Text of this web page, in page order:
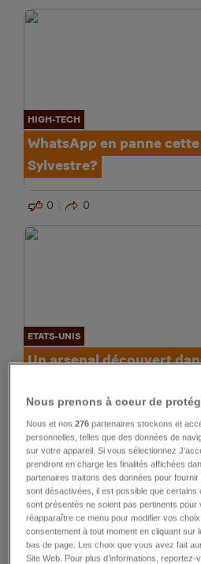
HIGH-TECH
WhatsApp en panne
Sylvestre?
0 0
ETATS-UNIS
Un arsenal découvert
0 0
LA HAYE
Nous prenons à coeur de
Nous et nos276 partenaires stockons et
personnelles, telles que des données de
sur votre appareil. Si vous sélectionnez
prendront en charge les finalités affichées
partenaires traitons des données pour
sont désactivées, il est possible que certains
sont présentés ne soient pas pertinents pour
réapparaître ce menu pour modifier vos
consentement à tout moment en cliquant sur
bas de page. Les choix que vous avez fait
Site Web. Pour plus d’informations, reportez-